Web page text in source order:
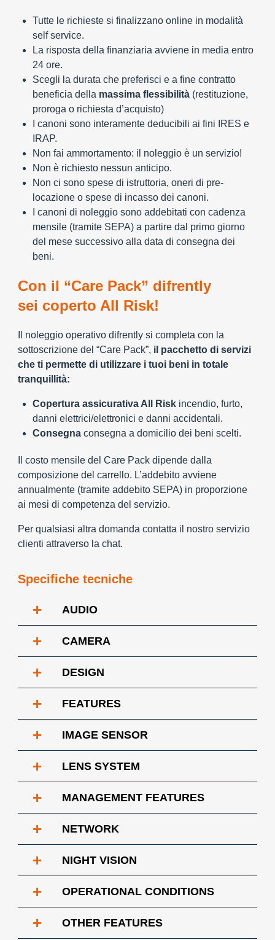
Tutte le richieste si finalizzano online in modalità
self service.
La risposta della finanziaria avviene in media entro
24 ore.
Scegli la durata che preferisci e a fine contratto
beneficia della massima flessibilità (restituzione,
proroga o richiesta d’acquisto)
I canoni sono interamente deducibili ai fini IRES e
IRAP.
Non fai ammortamento: il noleggio è un servizio!
Non è richiesto nessun anticipo.
Non ci sono spese di istruttoria, oneri di pre-
locazione o spese di incasso dei canoni.
I canoni di noleggio sono addebitati con cadenza
mensile (tramite SEPA) a partire dal primo giorno
del mese successivo alla data di consegna dei
beni.
Con il “Care Pack” difrently
sei coperto All Risk!
Il noleggio operativo difrently si completa con la
sottoscrizione del “Care Pack”, il pacchetto di servizi
che ti permette di utilizzare i tuoi beni in totale
tranquillità:
Copertura assicurativa All Risk incendio, furto,
danni elettrici/elettronici e danni accidentali.
Consegna consegna a domicilio dei beni scelti.
Il costo mensile del Care Pack dipende dalla
composizione del carrello. L’addebito avviene
annualmente (tramite addebito SEPA) in proporzione
ai mesi di competenza del servizio.
Per qualsiasi altra domanda contatta il nostro servizio
clienti attraverso la chat.
Specifiche tecniche
+ AUDIO
+ CAMERA
+ DESIGN
+ FEATURES
+ IMAGE SENSOR
+ LENS SYSTEM
+ MANAGEMENT FEATURES
+ NETWORK
+ NIGHT VISION
+ OPERATIONAL CONDITIONS
+ OTHER FEATURES